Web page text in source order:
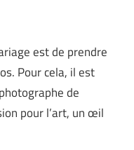
est de prendre
Pour cela, il est
de
pour l’art, un œil